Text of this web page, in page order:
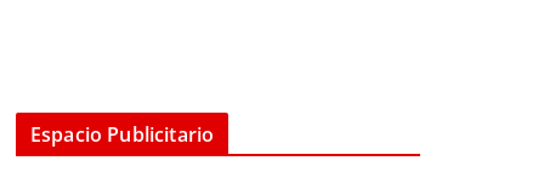
Espacio Publicitario